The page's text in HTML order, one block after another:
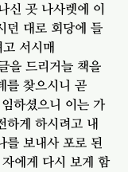
신 곳 나사렛에 이
던 대로 회당에 들
서시매
을 드리거늘 책을
를 찾으시니 곧
하셨으니 이는 가
하게 하시려고 내
를 보내사 포로 된
에게 다시 보게 함